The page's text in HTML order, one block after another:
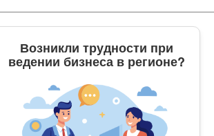
Возникли трудности при
ведении бизнеса в регионе?